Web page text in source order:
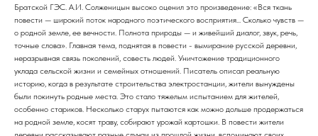
Братской ГЭС. А.И. Солженицын высоко оценил это произведение: «Вся ткань
повести — широкий поток народного поэтического восприятия... Сколько чувств —
о родной земле, ее вечности. Полнота природы — и живейший диалог, звук, речь,
точные слова». Главная тема, поднятая в повести - вымирание русской деревни,
неразрывная связь поколений, совесть людей. Уничтожение традиционного
уклада сельской жизни и семейных отношений. Писатель описал реальную
историю, когда в результате строительства электростанции, жители вынуждены
были покинуть родные места. Это стало тяжелым испытанием для жителей,
особенно стариков. Несколько старух пытаются как можно дольше продержаться
на родной земле, косят траву, собирают урожай картошки. В повести жители